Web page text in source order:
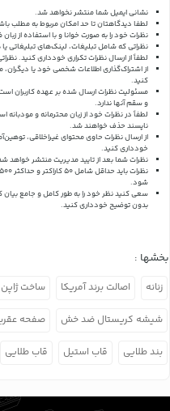
نشانی ایمیل شما منتشر نخواهد شد.
لطفا دیدگاهتان تا حد امکان مربوط به مطلب
نظرات خود را به صورت خوانا و با استفاده از
نظراتی که شامل تبلیغات، لینک‌های تبلیغاتی
لطفاً از ارسال نظرات تکراری خودداری کنید.
از اشتراک‌گذاری اطلاعات شخصی خود یا
کنید.
مسئولیت نظرات ارسال شده بر عهده
و سقم آنها ندارد.
لطفاً در نظرات خود از زبان محترمانه و مودبانه
ناپسند حذف خواهند شد.
از ارسال نظرات حاوی محتوای غیراخلاقی،
خودداری کنید.
نظرات شما بعد از تایید مدیریت منتشر خواهد
شود.
سعی کنید نظر خود را به طور کامل و جامع بیان
بدون توضیح خودداری کنید.
بخشها :
زنانه اصالت برند آمریکا ساخت ژاپن
شیشه کریستال ضد خش صفحه
بند طلایی قاب استیل قاب طلایی